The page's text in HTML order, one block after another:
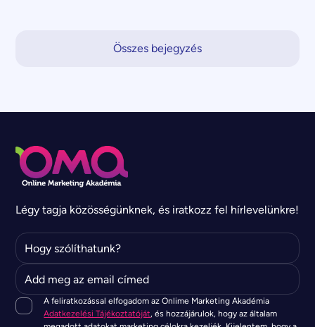
Összes bejegyzés
Légy tagja közösségünknek, és iratkozz fel hírlevelünkre!
A feliratkozással elfogadom az Onlime Marketing Akadémia
Adatkezelési Tájékoztatóját, és hozzájárulok, hogy az általam